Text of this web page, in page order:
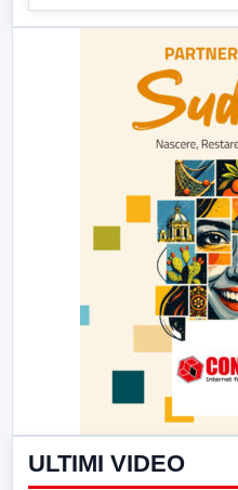
ULTIMI VIDEO